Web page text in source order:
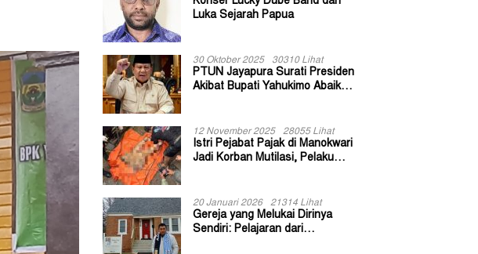
Luka Sejarah Papua
30 Oktober 2025 30310 Lihat
PTUN Jayapura Surati Presiden
Akibat Bupati Yahukimo Abaikan
12 November 2025 28055 Lihat
Istri Pejabat Pajak di Manokwari
Jadi Korban Mutilasi, Pelaku
20 Januari 2026 21314 Lihat
Gereja yang Melukai Dirinya
Sendiri: Pelajaran dari